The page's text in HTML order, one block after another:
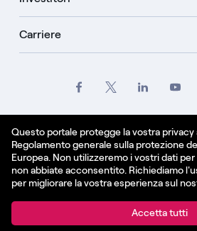
Questo portale protegge la vostra privacy
Regolamento generale sulla protezione
Europea. Non utilizzeremo i vostri dati
non abbiate acconsentito. Richiediamo
per migliorare la vostra esperienza sul
Accetta tutti
Carriere
Informativa sui cookie
Italiano
© Enel Spa All Rights Reserved